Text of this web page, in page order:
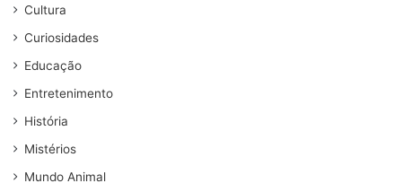
Cultura
Curiosidades
Educação
Entretenimento
História
Mistérios
Mundo Animal